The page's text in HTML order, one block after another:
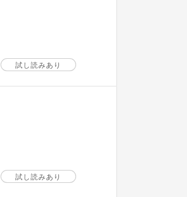
試し読みあり
試し読みあり